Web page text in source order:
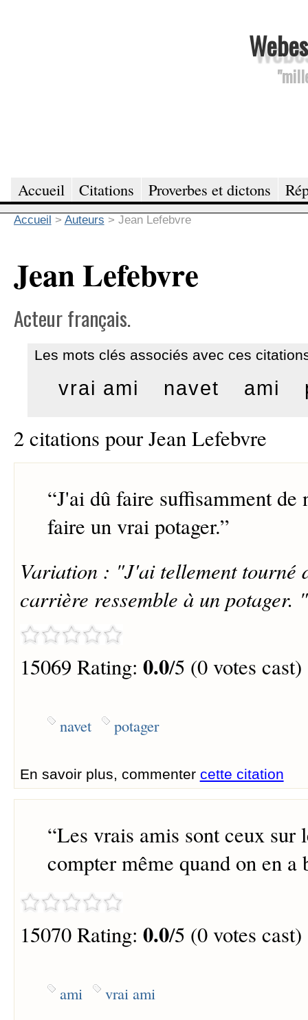
Accueil Citations Proverbes et dictons
Accueil > Auteurs > Jean Lefebvre
Jean Lefebvre
Acteur français.
Les mots clés associés avec ces
vrai ami navet ami
2 citations pour Jean Lefebvre
“J'ai dû faire suffisamment de
faire un vrai potager.”
Variation : "J'ai tellement tourné
carrière ressemble à un potager. "
15069 Rating: 0.0/5 (0 votes cast)
navet potager
En savoir plus, commenter cette citation
“Les vrais amis sont ceux sur
compter même quand on en a
15070 Rating: 0.0/5 (0 votes cast)
ami vrai ami